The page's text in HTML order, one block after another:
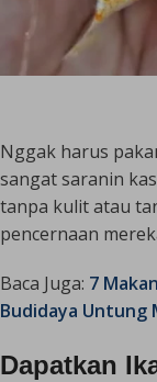
Nggak harus
sangat saranin
tanpa kulit atau
pencernaan
Baca Juga: 7
Budidaya Untung
Dapatkan